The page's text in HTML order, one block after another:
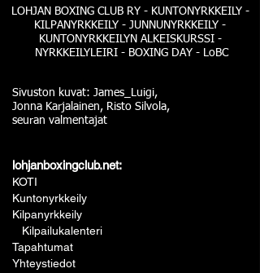
LOHJAN BOXING CLUB RY - KUNTONYRKKEILY -
KILPANYRKKEILY - JUNNUNYRKKEILY -
KUNTONYRKKEILYN ALKEISKURSSI -
NYRKKEILYLEIRI - BOXING DAY - LoBC
Sivuston kuvat: James_Luigi,
Jonna Karjalainen, Risto Silvola,
seuran valmentajat
lohjanboxingclub.net:
KOTI
Kuntonyrkkeily
Kilpanyrkkeily
Kilpailukalenteri
Tapahtumat
Yhteystiedot